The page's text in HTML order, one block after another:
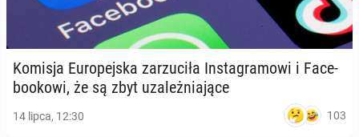
Komisja Eu­ro­pej­ska za­rzu­ci­ła In­sta­gra­mo­wi i Fa­ce­
bo­oko­wi, że są zbyt uza­leż­nia­ją­ce
14 lipca, 12:30 103